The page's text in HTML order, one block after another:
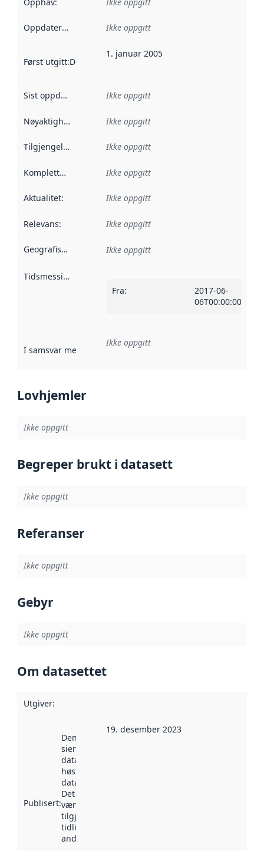
Oppdateringsfrekvens :
Ikke oppgitt
Først utgitt:Denne datoen sier når dataene i dette
1. januar 2005
Sist oppdatert Ikke oppgitt
Nøyaktighet Ikke oppgitt
Tilgjengelighet Ikke oppgitt
Kompletthet Ikke oppgitt
Aktualitet: Ikke oppgitt
Relevans: Ikke oppgitt
Geografisk avgrensning :
Ikke oppgitt
Tidsmessig avgrensning
Fra:
2017-06-
06T00:00:00Z
I samsvar med Referanse til en implementasjonsregel
Ikke oppgitt
Lovhjemler
Ikke oppgitt
Begreper brukt i datasett
Ikke oppgitt
Referanser
Ikke oppgitt
Gebyr
Ikke oppgitt
Om datasettet
Utgiver:
Publisert:
Denne datoen
sier når
datasettet ble
høstet av
data.norge.no.
Det kan ha
vært
tilgjengelig
tidligere
andre steder.
19. desember 2023